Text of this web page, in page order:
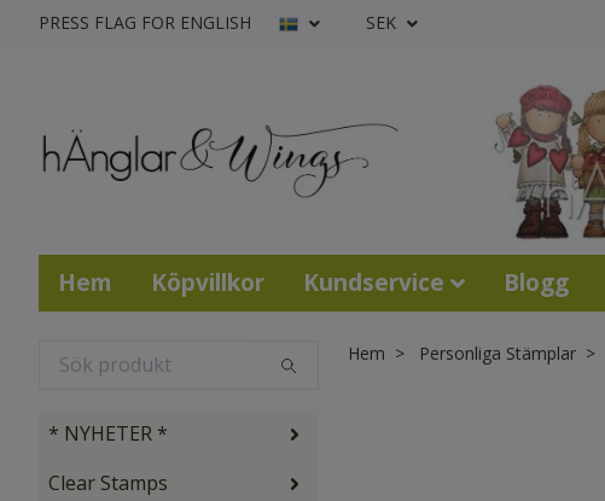
PRESS FLAG FOR ENGLISH SEK
Hem Köpvillkor Kundservice Blogg
* NYHETER *
Clear Stamps
Hem Personliga Stämplar